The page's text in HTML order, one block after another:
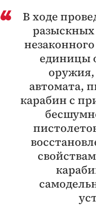
В ходе
единицы
оружия,
автомата,
карабин с